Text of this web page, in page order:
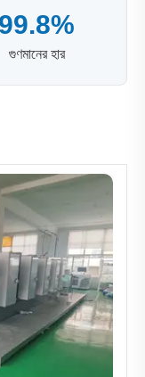
99.8%
গুণমানের হার